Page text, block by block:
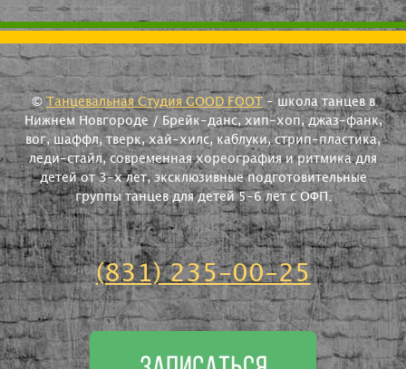
© Танцевальная Студия GOOD FOOT
- школа танцев в
Нижнем Новгороде / Брейк-данс, хип-хоп, джаз-фанк,
вог, шаффл, тверк, хай-хилс, каблуки, стрип-пластика,
леди-стайл, современная хореография и ритмика для
детей от 3-х лет, эксклюзивные подготовительные
группы танцев для детей 5-6 лет с ОФП.
(831) 235-00-25